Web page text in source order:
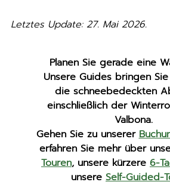
Letztes Update: 27. Mai 2026.
Planen Sie gerade eine
Unsere Guides bringen
die schneebedeckten
einschließlich der
Valbona.
Gehen Sie zu unserer
erfahren Sie mehr über
Touren, unsere kürzere 6-
unsere Self-Guided-